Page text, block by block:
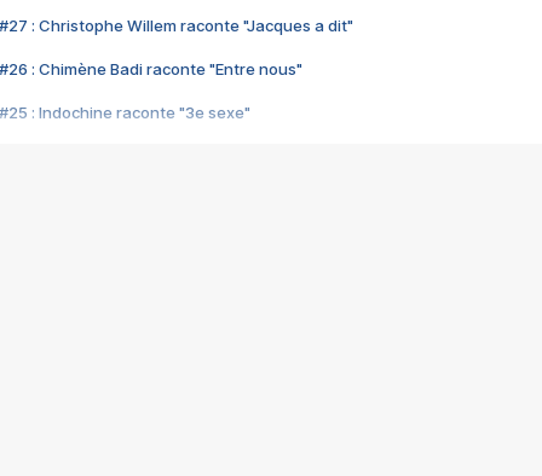
#27 : Christophe Willem raconte "Jacques a dit"
#26 : Chimène Badi raconte "Entre nous"
#25 : Indochine raconte "3e sexe"